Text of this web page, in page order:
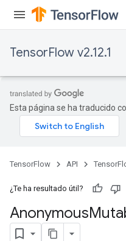
TensorFlow v2.12.1
Esta página se ha traducido
TensorFlow API
¿Te ha resultado útil?
Anonymous